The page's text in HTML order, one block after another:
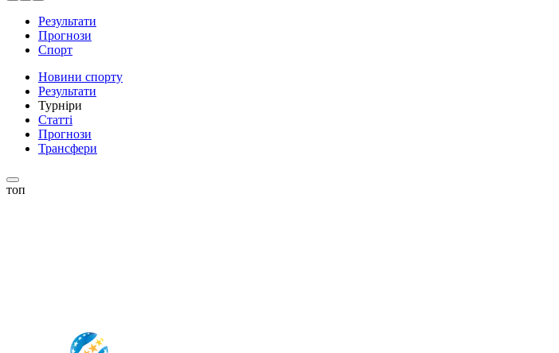
Результати
Прогнози
Спорт
Новини спорту
Результати
Турніри
Статті
Прогнози
Трансфери
топ